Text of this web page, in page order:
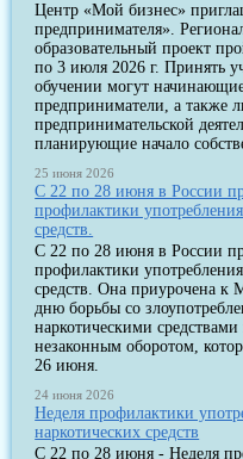
Центр «Мой бизнес»
предпринимателя».
образовательный проект
по 3 июля 2026 г. Принять
обучении могут
предприниматели, а также
предпринимательской
планирующие начало
25 июня 2026
С 22 по 28 июня в России
профилактики
средств.
С 22 по 28 июня в России
профилактики
средств. Она приурочена к
дню борьбы со
наркотическими
незаконным оборотом,
26 июня.
24 июня 2026
Неделя профилактики
наркотических средств
С 22 по 28 июня - Неделя